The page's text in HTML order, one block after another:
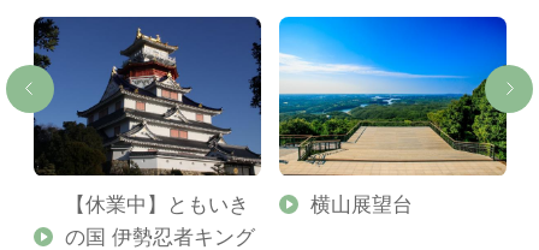
【休業中】ともいき
の国 伊勢忍者キング
横山展望台